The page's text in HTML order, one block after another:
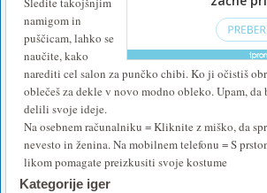
namigom in
puščicam, lahko se
naučite, kako
narediti cel salon za punčko chibi. Ko ji očistiš
oblečeš za dekle v novo modno obleko. Upam,
delili svoje ideje.
Na osebnem računalniku = Kliknite z miško, da
nevesto in ženina. Na mobilnem telefonu = S
likom pomagate preizkusiti svoje kostume
Kategorije iger